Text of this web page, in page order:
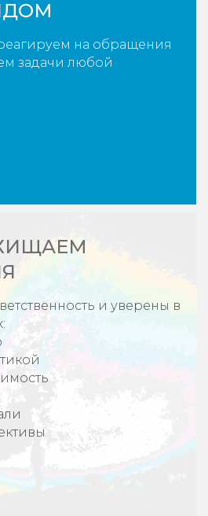
на обращения
задачи любой
и уверены в